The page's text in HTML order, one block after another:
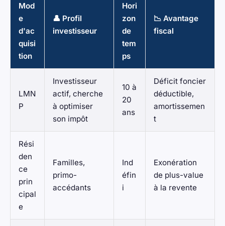
Mod
e
d'ac
quisi
tion
👤 Profil
investisseur
Hori
zon
de
tem
ps
📉 Avantage
fiscal
LMN
P
Investisseur
actif, cherche
à optimiser
son impôt
10 à
20
ans
Déficit foncier
déductible,
amortissemen
t
Rési
den
ce
prin
cipal
e
Familles,
primo-
accédants
Ind
éfin
i
Exonération
de plus-value
à la revente